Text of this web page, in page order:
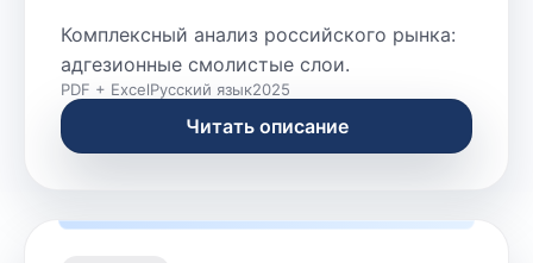
Комплексный анализ российского рынка:
адгезионные смолистые слои.
PDF + ExcelРусский язык2025
Читать описание